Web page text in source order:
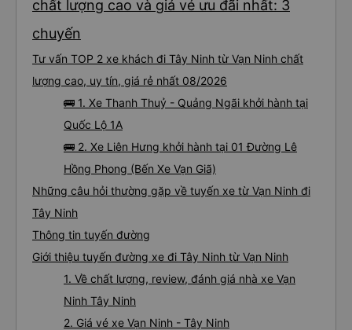
chuẩn bị mình thấy cũng sạch sẽ luôn, mới lắm, xuống xe có lơ xe đứng sẵn
(10 điểm), sáng sớm thì có phát thêm bàn chải kem đánh răng dùng 1 lần. À
trên xe có sẵn 2 chai nước suối 500ml nữa. Chuyến xe yên lặng, tài xế ko hút
7h30, sớm hơn dự kiến trên web 1 tiếng nhé. Xe có trung chuyển nội thành
Quảng Ngãi nữa, tới bến mấy anh bên nhà xe sẽ hỏi mình về đâu để trung
chuyển á, k thì mình chủ động đăng ký cũng đc. Xe mới, sạch sẽ, thơm tho,
thích lắm. Trên xe còn treo nhiều gấu bông dễ thương lắm 😁
chất lượng cao và giá vé ưu đãi nhất: 3
chuyến
Tư vấn TOP 2 xe khách đi Tây Ninh từ Vạn Ninh chất
lượng cao, uy tín, giá rẻ nhất 08/2026
🚌 1. Xe Thanh Thuỷ - Quảng Ngãi khởi hành tại
Quốc Lộ 1A
🚌 2. Xe Liên Hưng khởi hành tại 01 Đường Lê
Hồng Phong (Bến Xe Vạn Giã)
Những câu hỏi thường gặp về tuyến xe từ Vạn Ninh đi
Tây Ninh
Thông tin tuyến đường
Giới thiệu tuyến đường xe đi Tây Ninh từ Vạn Ninh
1. Về chất lượng, review, đánh giá nhà xe Vạn
Ninh Tây Ninh
2. Giá vé xe Vạn Ninh - Tây Ninh